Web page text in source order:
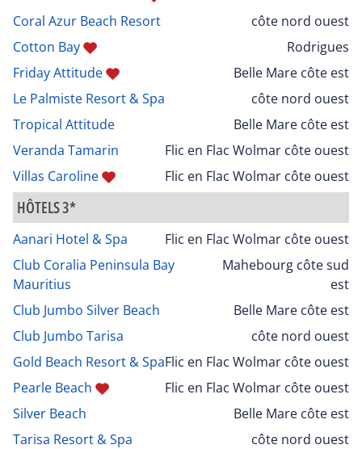
Coral Azur Beach Resort
côte nord ouest
Cotton Bay
Rodrigues
Friday Attitude
Belle Mare côte est
Le Palmiste Resort & Spa
côte nord ouest
Tropical Attitude
Belle Mare côte est
Veranda Tamarin
Flic en Flac Wolmar côte ouest
Villas Caroline
Flic en Flac Wolmar côte ouest
HÔTELS 3*
Aanari Hotel & Spa
Flic en Flac Wolmar côte ouest
Club Coralia Peninsula Bay
Mauritius
Mahebourg côte sud
est
Club Jumbo Silver Beach
Belle Mare côte est
Club Jumbo Tarisa
côte nord ouest
Gold Beach Resort & SpaFlic en Flac Wolmar côte ouest
Pearle Beach
Flic en Flac Wolmar côte ouest
Silver Beach
Belle Mare côte est
Tarisa Resort & Spa
côte nord ouest